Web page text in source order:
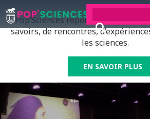
Pop’Sciences répond à tous ceux
savoirs, de rencontres,
les sciences.
EN SAVOIR PLUS